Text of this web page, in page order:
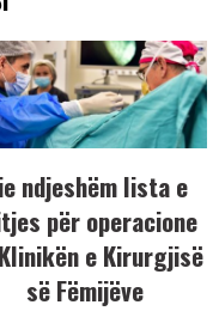
ndjeshëm lista e
për operacione
e Kirurgjisë
së Fëmijëve